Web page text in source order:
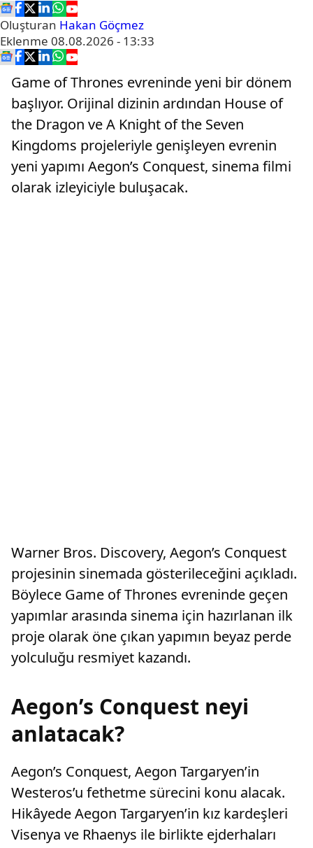
Oluşturan Hakan Göçmez
Eklenme 08.08.2026 - 13:33
Game of Thrones evreninde yeni bir dönem
başlıyor. Orijinal dizinin ardından House of
the Dragon ve A Knight of the Seven
Kingdoms projeleriyle genişleyen evrenin
yeni yapımı Aegon’s Conquest, sinema filmi
olarak izleyiciyle buluşacak.
Warner Bros. Discovery, Aegon’s Conquest
projesinin sinemada gösterileceğini açıkladı.
Böylece Game of Thrones evreninde geçen
yapımlar arasında sinema için hazırlanan ilk
proje olarak öne çıkan yapımın beyaz perde
yolculuğu resmiyet kazandı.
Aegon’s Conquest neyi
anlatacak?
Aegon’s Conquest, Aegon Targaryen’in
Westeros’u fethetme sürecini konu alacak.
Hikâyede Aegon Targaryen’in kız kardeşleri
Visenya ve Rhaenys ile birlikte ejderhaları